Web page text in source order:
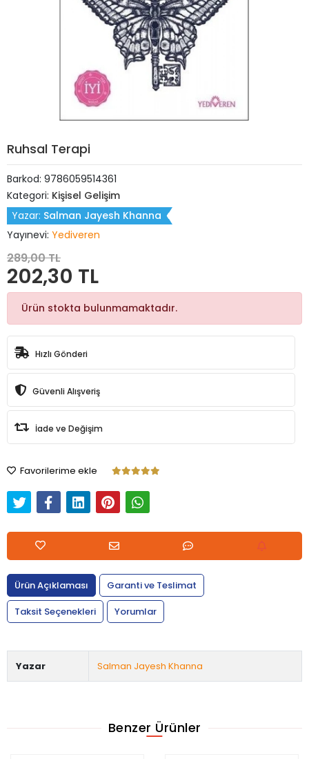
Ruhsal Terapi
Barkod: 9786059514361
Kategori: Kişisel Gelişim
Yazar: Salman Jayesh Khanna
Yayınevi: Yediveren
289,00 TL
202,30 TL
Ürün stokta bulunmamaktadır.
Hızlı Gönderi
Güvenli Alışveriş
İade ve Değişim
Favorilerime ekle
Ürün Açıklaması
Garanti ve Teslimat
Taksit Seçenekleri
Yorumlar
Yazar Salman Jayesh Khanna
Benzer Ürünler